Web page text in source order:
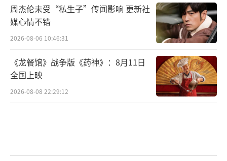
周杰伦未受“私生子”传闻影响 更新社
媒心情不错
2026-08-06 10:46:31
《龙餐馆》战争版《药神》：8月11日
全国上映
2026-08-08 22:29:12